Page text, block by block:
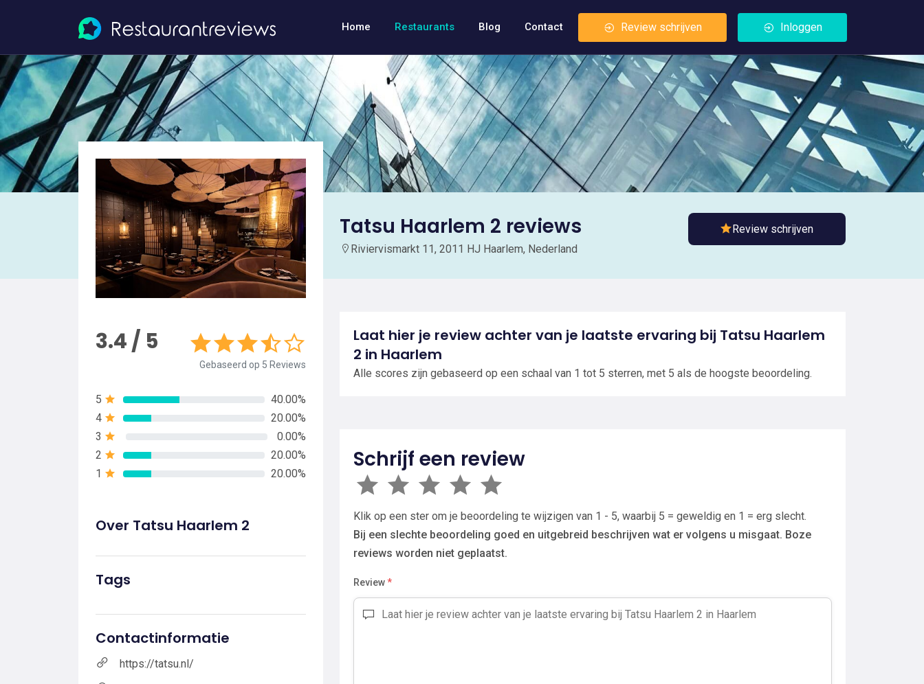
Home Restaurants Blog Contact Review schrijven Inloggen
Tatsu Haarlem 2 reviews
Riviervismarkt 11, 2011 HJ Haarlem, Nederland
Review schrijven
3.4 / 5
Gebaseerd op 5 Reviews
5
40.00%
4
20.00%
3
0.00%
2
20.00%
1
20.00%
Over Tatsu Haarlem 2
Tags
Contactinformatie
https://tatsu.nl/
Laat hier je review achter van je laatste ervaring bij Tatsu Haarlem
2 in Haarlem
Alle scores zijn gebaseerd op een schaal van 1 tot 5 sterren, met 5 als de hoogste beoordeling.
Schrijf een review
Klik op een ster om je beoordeling te wijzigen van 1 - 5, waarbij 5 = geweldig en 1 = erg slecht.
Bij een slechte beoordeling goed en uitgebreid beschrijven wat er volgens u misgaat. Boze
reviews worden niet geplaatst.
Review*